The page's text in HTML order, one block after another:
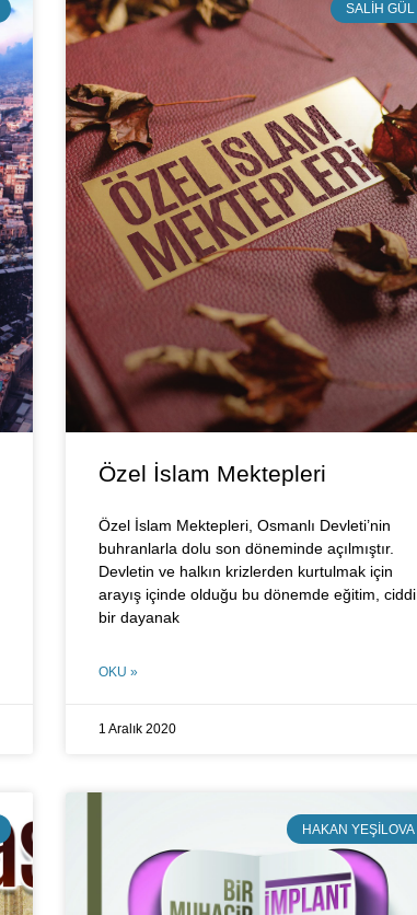
SALIH GÜL
Özel İslam Mektepleri
Özel İslam Mektepleri, Osmanlı Devleti’nin
buhranlarla dolu son döneminde açılmıştır.
Devletin ve halkın krizlerden kurtulmak için
arayış içinde olduğu bu dönemde eğitim, ciddi
bir dayanak
OKU »
1 Aralık 2020
HAKAN YEŞILOVA